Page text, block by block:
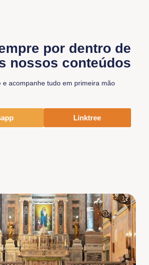
por dentro de
nossos conteúdos
e acompanhe tudo em primeira mão
Linktree